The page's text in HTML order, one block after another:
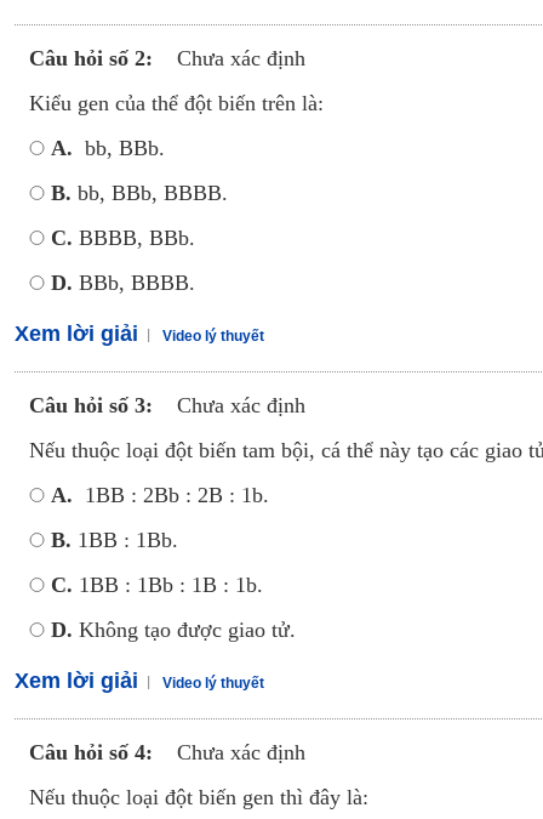
Câu hỏi số 2:
Chưa xác định
Kiểu gen của thể đột biến trên là:
A. bb, BBb.
B. bb, BBb, BBBB.
C. BBBB, BBb.
D. BBb, BBBB.
Xem lời giải Video lý thuyết
Câu hỏi số 3:
Chưa xác định
Nếu thuộc loại đột biến tam bội, cá thể này tạo các giao
A. 1BB : 2Bb : 2B : 1b.
B. 1BB : 1Bb.
C. 1BB : 1Bb : 1B : 1b.
D. Không tạo được giao tử.
Xem lời giải Video lý thuyết
Câu hỏi số 4:
Chưa xác định
Nếu thuộc loại đột biến gen thì đây là: